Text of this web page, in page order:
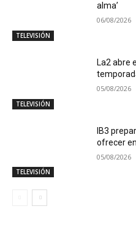
TELEVISIÓN
alma’
06/08/2026
TELEVISIÓN
La2 abre
05/08/2026
TELEVISIÓN
IB3
ofrecer
05/08/2026